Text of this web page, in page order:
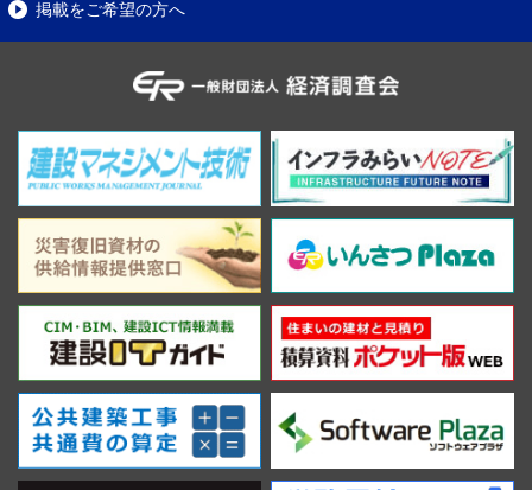
掲載をご希望の方へ